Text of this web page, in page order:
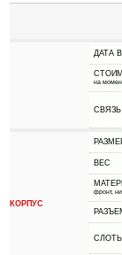
ДАТА
на
СВЯЗЬ
КОРПУС
ВЕС
фронт,
СЛОТЫ